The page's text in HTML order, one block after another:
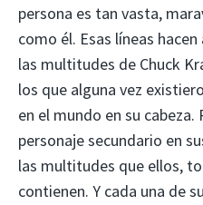
persona es tan vasta,
como él. Esas líneas
las multitudes de Chuck
los que alguna vez
en el mundo en su
personaje secundario en
las multitudes que ellos,
contienen. Y cada una de